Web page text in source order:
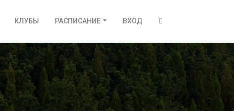
КЛУБЫ РАСПИСАНИЕ ВХОД